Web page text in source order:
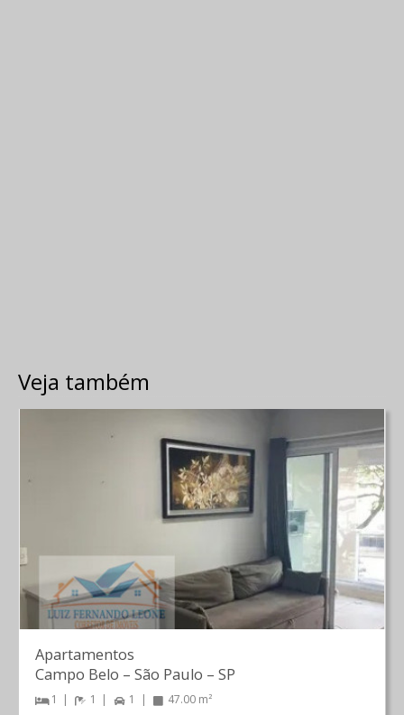
Veja também
Apartamentos
Campo Belo – São Paulo – SP
1 1 1 47.00 m²